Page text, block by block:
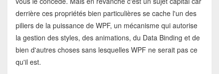
derrière ces propriétés bien particulières se cache l'un des
piliers de la puissance de WPF, un mécanisme qui autorise
la gestion des styles, des animations, du Data Binding et de
bien d'autres choses sans lesquelles WPF ne serait pas ce
qu'il est.